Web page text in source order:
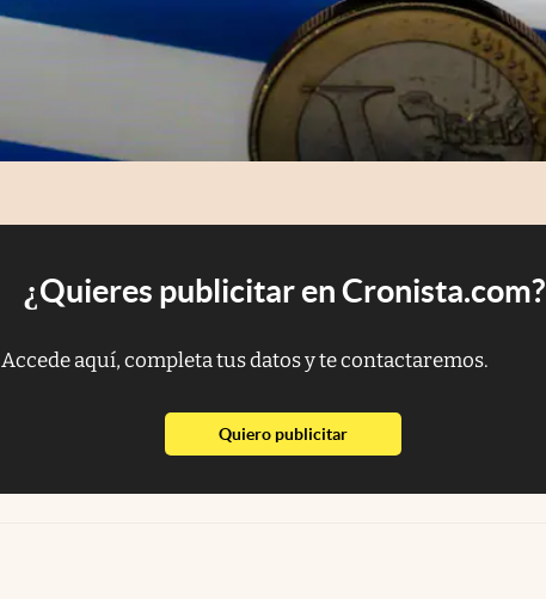
¿Quieres publicitar en Cronista.com?
Accede aquí, completa tus datos y te contactaremos.
Quiero publicitarabre en nueva pestaña